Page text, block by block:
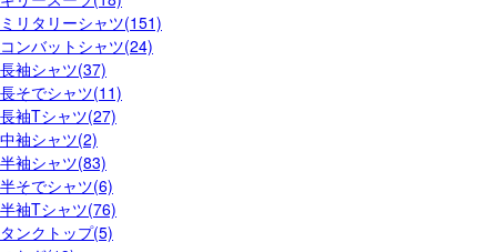
ミリタリーシャツ(151)
コンバットシャツ(24)
長袖シャツ(37)
長そでシャツ(11)
長袖Tシャツ(27)
中袖シャツ(2)
半袖シャツ(83)
半そでシャツ(6)
半袖Tシャツ(76)
タンクトップ(5)